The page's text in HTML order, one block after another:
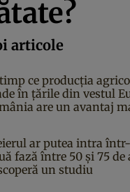
articole
ce producția
în țările din vestul
are un avantaj
ar putea intra
fază între 50 și 75 de
un studiu